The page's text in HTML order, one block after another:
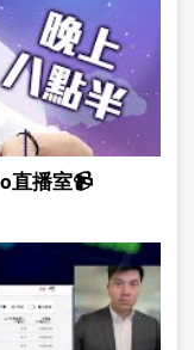
直播室📹